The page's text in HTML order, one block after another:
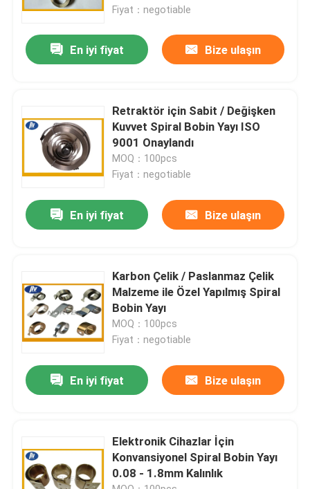
Fiyat：negotiable
En iyi fiyat Bize ulaşın
Retraktör için Sabit / Değişken
Kuvvet Spiral Bobin Yayı ISO
9001 Onaylandı
MOQ：100pcs
Fiyat：negotiable
En iyi fiyat Bize ulaşın
Karbon Çelik / Paslanmaz Çelik
Malzeme ile Özel Yapılmış Spiral
Bobin Yayı
MOQ：100pcs
Fiyat：negotiable
En iyi fiyat Bize ulaşın
Elektronik Cihazlar İçin
Konvansiyonel Spiral Bobin Yayı
0.08 - 1.8mm Kalınlık